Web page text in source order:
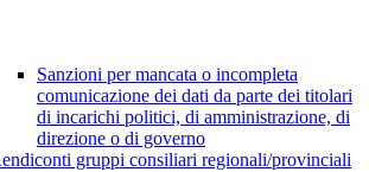
Sanzioni per mancata o incompleta
comunicazione dei dati da parte dei titolari
di incarichi politici, di amministrazione, di
direzione o di governo
gruppi consiliari regionali/provinciali